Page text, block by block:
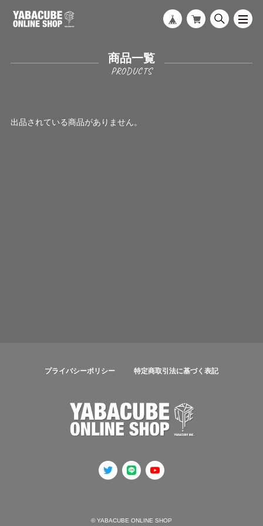
商品一覧
出品されている商品がありません。
プライバシーポリシー 特定商取引法に基づく表記
© YABACUBE ONLINE SHOP